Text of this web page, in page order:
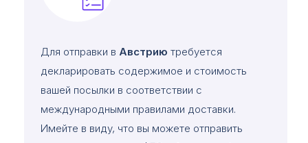
Для отправки в Австрию требуется
декларировать содержимое и стоимость
вашей посылки в соответствии с
международными правилами доставки.
Имейте в виду, что вы можете отправить